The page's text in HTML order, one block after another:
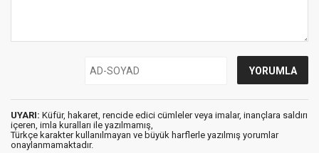
UYARI: Küfür, hakaret, rencide edici cümleler veya imalar, inançlara saldırı
içeren, imla kuralları ile yazılmamış,
Türkçe karakter kullanılmayan ve büyük harflerle yazılmış yorumlar
onaylanmamaktadır.